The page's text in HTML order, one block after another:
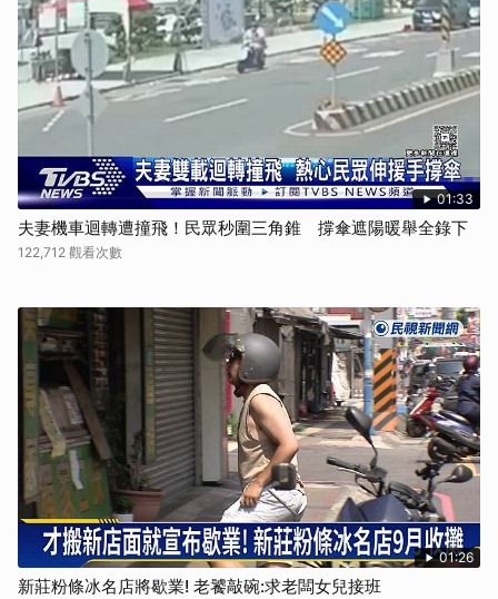
01:33
夫妻機車迴轉遭撞飛！民眾秒圍三角錐 撐傘遮陽暖舉全錄下
122,712 觀看次數
01:26
新莊粉條冰名店將歇業! 老饕敲碗:求老闆女兒接班